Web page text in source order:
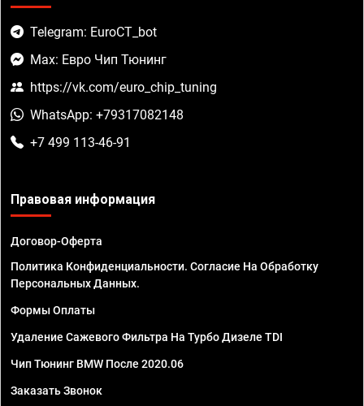
Telegram: EuroCT_bot
Max: Евро Чип Тюнинг
https://vk.com/euro_chip_tuning
WhatsApp: +79317082148
+7 499 113-46-91
Правовая информация
Договор-Оферта
Политика Конфиденциальности. Согласие На Обработку
Персональных Данных.
Формы Оплаты
Удаление Сажевого Фильтра На Турбо Дизеле TDI
Чип Тюнинг BMW После 2020.06
Заказать Звонок